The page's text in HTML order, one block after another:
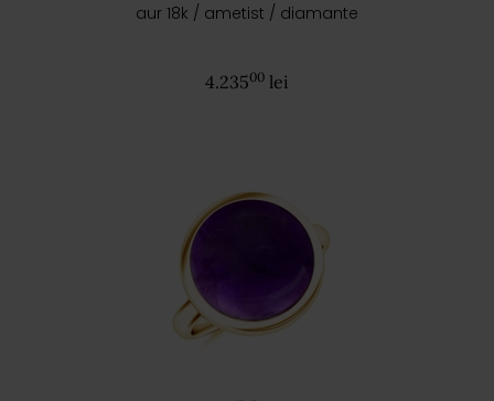
aur 18k / ametist / diamante
4.23500 lei